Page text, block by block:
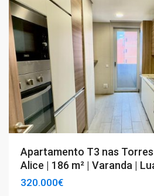
Apartamento T3 nas Torres
Alice | 186 m² | Varanda |
320.000€